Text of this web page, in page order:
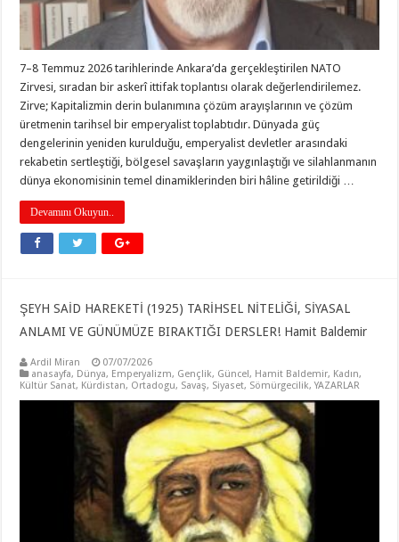
7–8 Temmuz 2026 tarihlerinde Ankara’da gerçekleştirilen NATO
Zirvesi, sıradan bir askerî ittifak toplantısı olarak değerlendirilemez.
Zirve; Kapitalizmin derin bulanımına çözüm arayışlarının ve çözüm
üretmenin tarihsel bir emperyalist toplabtıdır. Dünyada güç
dengelerinin yeniden kurulduğu, emperyalist devletler arasındaki
rekabetin sertleştiği, bölgesel savaşların yaygınlaştığı ve silahlanmanın
dünya ekonomisinin temel dinamiklerinden biri hâline getirildiği …
Devamını Okuyun..
ŞEYH SAİD HAREKETİ (1925) TARİHSEL NİTELİĞİ, SİYASAL
ANLAMI VE GÜNÜMÜZE BIRAKTIĞI DERSLER! Hamit Baldemir
Ardil Miran
07/07/2026
anasayfa, Dünya, Emperyalizm, Gençlik, Güncel, Hamit Baldemir, Kadın,
Kültür Sanat, Kürdistan, Ortadogu, Savaş, Siyaset, Sömürgecilik,YAZARLAR